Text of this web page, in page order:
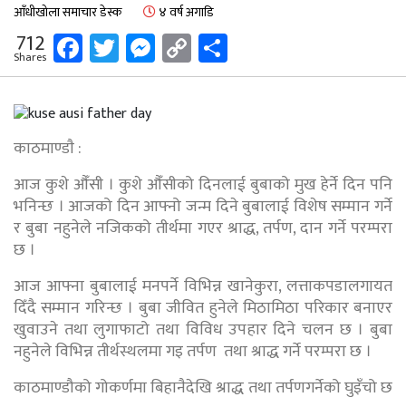
आँधीखोला समाचार डेस्क ४ वर्ष अगाडि
712
Shares Facebook
Twitter
Messenger
Copy
Link
काठमाण्डाै :
आज कुशे औँसी । कुशे औँसीको दिनलाई बुबाको मुख हेर्ने दिन पनि
भनिन्छ । आजको दिन आफ्नो जन्म दिने बुबालाई विशेष सम्मान गर्ने
र बुबा नहुनेले नजिकको तीर्थमा गएर श्राद्ध, तर्पण, दान गर्ने परम्परा
छ ।
आज आफ्ना बुबालाई मनपर्ने विभिन्न खानेकुरा, लत्ताकपडालगायत
दिँदै सम्मान गरिन्छ । बुबा जीवित हुनेले मिठामिठा परिकार बनाएर
खुवाउने तथा लुगाफाटो तथा विविध उपहार दिने चलन छ । बुबा
नहुनेले विभिन्न तीर्थस्थलमा गइ तर्पण तथा श्राद्ध गर्ने परम्परा छ ।
काठमाण्डौको गोकर्णमा बिहानैदेखि श्राद्ध तथा तर्पणगर्नेको घुइँचो छ